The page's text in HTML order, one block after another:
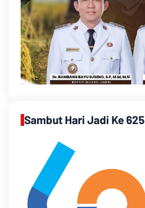
Sambut Hari Jadi Ke 625